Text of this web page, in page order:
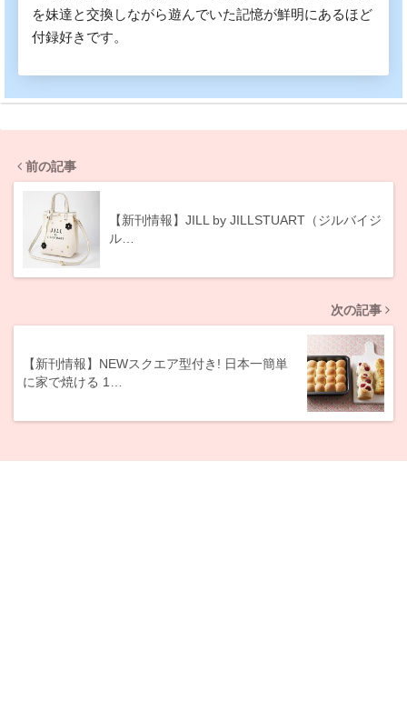
を妹達と交換しながら遊んでいた記憶が鮮明にあるほど
付録好きです。
前の記事
【新刊情報】JILL by JILLSTUART（ジルバイジ
ル…
次の記事
【新刊情報】NEWスクエア型付き! 日本一簡単
に家で焼ける 1…